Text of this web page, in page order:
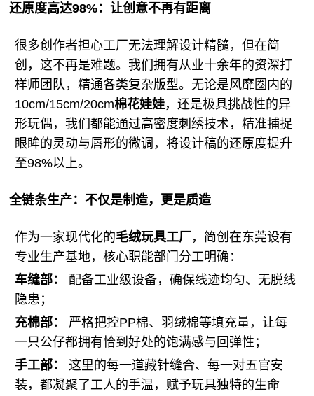
还原度高达98%：让创意不再有距离
很多创作者担心工厂无法理解设计精髓，但在简
创，这不再是难题。我们拥有从业十余年的资深打
样师团队，精通各类复杂版型。无论是风靡圈内的
10cm/15cm/20cm棉花娃娃，还是极具挑战性的异
形玩偶，我们都能通过高密度刺绣技术，精准捕捉
眼眸的灵动与唇形的微调，将设计稿的还原度提升
至98%以上。
全链条生产：不仅是制造，更是质造
作为一家现代化的毛绒玩具工厂，简创在东莞设有
专业生产基地，核心职能部门分工明确：
车缝部：
配备工业级设备，确保线迹均匀、无脱线
隐患；
充棉部：
严格把控PP棉、羽绒棉等填充量，让每
一只公仔都拥有恰到好处的饱满感与回弹性；
手工部：
这里的每一道藏针缝合、每一对五官安
装，都凝聚了工人的手温，赋予玩具独特的生命